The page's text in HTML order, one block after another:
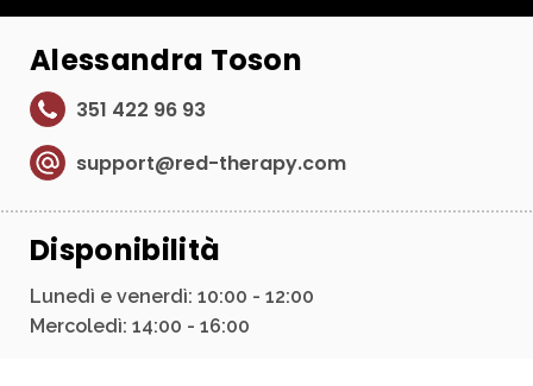
Alessandra Toson
351 422 96 93
support@red-therapy.com
Disponibilità
Lunedì e venerdì: 10:00 - 12:00
Mercoledì: 14:00 - 16:00